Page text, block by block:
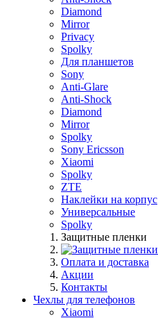
Diamond
Mirror
Privacy
Spolky
Для планшетов
Sony
Anti-Glare
Anti-Shock
Diamond
Mirror
Spolky
Sony Ericsson
Xiaomi
Spolky
ZTE
Наклейки на корпус
Универсальные
Spolky
Защитные пленки
Оплата и доставка
Акции
Контакты
Чехлы для телефонов
Xiaomi